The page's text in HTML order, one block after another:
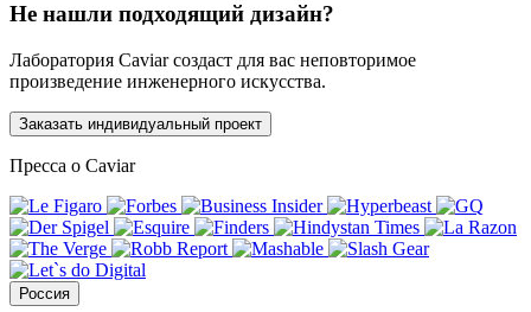
Не нашли подходящий дизайн?
Лаборатория Caviar создаст для вас неповторимое
произведение инженерного искусства.
Заказать индивидуальный проект
Пресса о Caviar
Россия